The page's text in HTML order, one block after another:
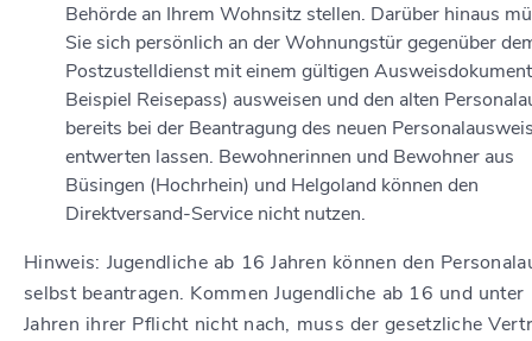
Behörde an Ihrem Wohnsitz stellen. Darüber hinaus
Sie sich persönlich an der Wohnungstür gegenüber
Postzustelldienst mit einem gültigen
Beispiel Reisepass) ausweisen und den alten
bereits bei der Beantragung des neuen
entwerten lassen. Bewohnerinnen und Bewohner aus
Büsingen (Hochrhein) und Helgoland können den
Direktversand-Service nicht nutzen.
Hinweis: Jugendliche ab 16 Jahren können den
selbst beantragen. Kommen Jugendliche ab 16 und unter
Jahren ihrer Pflicht nicht nach, muss der gesetzliche